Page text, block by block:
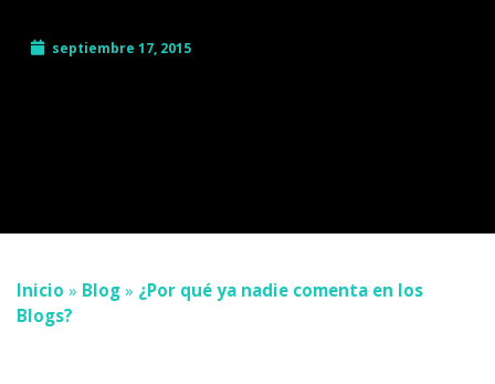
septiembre 17, 2015
Inicio » Blog » ¿Por qué ya nadie comenta en los
Blogs?